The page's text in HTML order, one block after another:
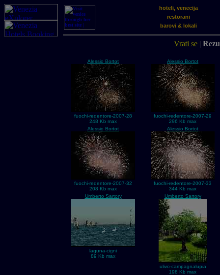
hoteli, venecija
restorani
barovi & lokali
Vrati se|
Alessio Bortot
fuochi-redentore-2007-28
248 Kb max
Alessio Bortot
fuochi-redentore-2007-29
296 Kb max
Alessio Bortot
fuochi-redentore-2007-32
208 Kb max
Alessio Bortot
fuochi-redentore-2007-33
344 Kb max
Umberto Sartory
laguna-cigni
89 Kb max
Umberto Sartory
ulivo-campagnalupia
198 Kb max